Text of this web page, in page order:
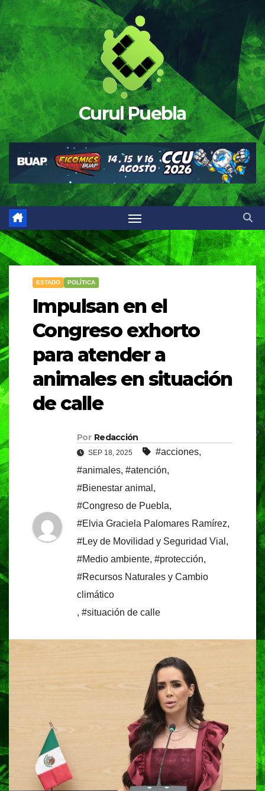
Saltar
al
contenido
Curul Puebla
ESTADO POLÍTICA
Impulsan en el
Congreso exhorto
para atender a
animales en situación
de calle
Por Redacción
SEP 18, 2025 #acciones,
#animales, #atención,
#Bienestar animal ,
#Congreso de Puebla,
#Elvia Graciela Palomares Ramírez,
#Ley de Movilidad y Seguridad Vial ,
#Medio ambiente, #protección,
#Recursos Naturales y Cambio
climático
, #situación de calle